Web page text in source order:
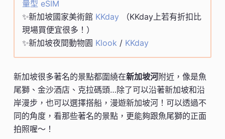
量型 eSIM
✨新加坡國家美術館 KKday （KKday上若有折扣比
現場買便宜很多！）
✨新加坡夜間動物園 Klook / KKday
新加坡很多著名的景點都圍繞在新加坡河附近，像是魚
尾獅、金沙酒店、克拉碼頭…除了可以沿著新加坡和沿
岸漫步，也可以選擇搭船，漫遊新加坡河！可以透過不
同的角度，看那些著名的景點，更能夠跟魚尾獅的正面
拍照喔～！